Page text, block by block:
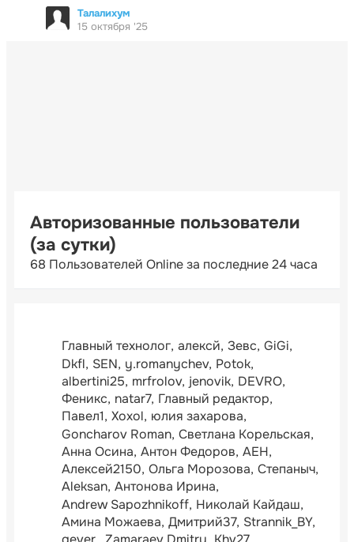
Талалихум
15 октября '25
Авторизованные пользователи
(за сутки)
68 Пользователей Online за последние 24 часа
Главный технолог алексй Зевс GiGi
Dkfl SEN y.romanychev Potok
albertini25 mrfrolov jenovik DEVRO
Феникс natar7 Главный редактор
Павел1 Xoxol юлия захарова
Goncharov Roman Светлана Корельская
Анна Осина Антон Федоров АЕН
Алексей2150 Ольга Морозова Степаныч
Aleksan Антонова Ирина
Andrew Sapozhnikoff Николай Кайдаш
Амина Можаева Дмитрий37 Strannik_BY